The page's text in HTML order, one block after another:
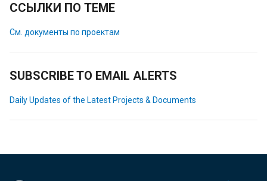
ССЫЛКИ ПО ТЕМЕ
См. документы по проектам
SUBSCRIBE TO EMAIL ALERTS
Daily Updates of the Latest Projects & Documents